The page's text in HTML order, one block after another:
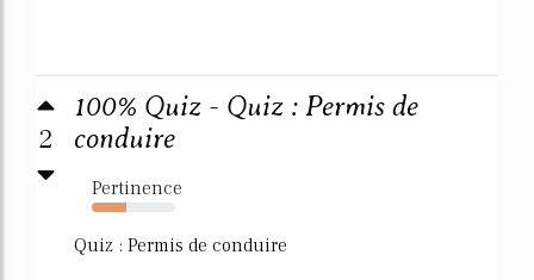
2
100% Quiz - Quiz : Permis de
conduire
Pertinence
42%
Quiz : Permis de conduire